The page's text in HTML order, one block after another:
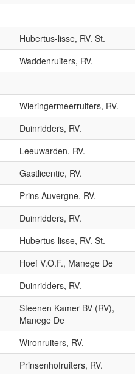
Hubertus-lisse, RV. St.
Waddenruiters, RV.
Wieringermeerruiters, RV.
Duinridders, RV.
Leeuwarden, RV.
Gastlicentie, RV.
Prins Auvergne, RV.
Duinridders, RV.
Hubertus-lisse, RV. St.
Hoef V.O.F., Manege De
Duinridders, RV.
Steenen Kamer BV (RV),
Manege De
Wironruiters, RV.
Prinsenhofruiters, RV.